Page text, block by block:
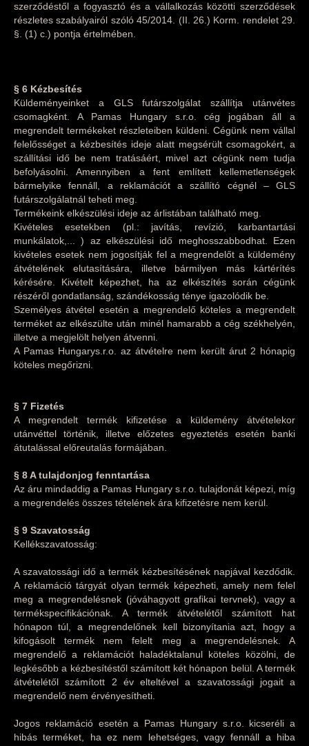
szerződéstől a fogyasztó és a vállalkozás közötti szerződések
részletes szabályairól szóló 45/2014. (II. 26.) Korm. rendelet 29.
§. (1) c.) pontja értelmében.
§ 6 Kézbesítés
Küldeményeinket a GLS futárszolgálat szállítja utánvétes
csomagként. A Pamas Hungary s.r.o. cég jogában áll a
megrendelt termékeket részleteiben küldeni. Cégünk nem vállal
felelősséget a kézbesítés ideje alatt megsérült csomagokért, a
szállítási idő be nem tratásáért, mivel azt cégünk nem tudja
befolyásolni. Amennyiben a fent említett kellemetlenségek
bármelyike fennáll, a reklamációt a szállító cégnél – GLS
futárszolgálatnál teheti meg.
Termékeink elkészülési ideje az árlistában található meg.
Kivételes esetekben (pl.: javítás, revízió, karbantartási
munkálatok,... ) az elkészülési idő meghosszabbodhat. Ezen
kivételes esetek nem jogosítják fel a megrendelőt a küldemény
átvételének elutasítására, illetve bármilyen más kártérítés
kérésére. Kivételt képezhet, ha az elkészítés során cégünk
részéről gondatlanság, szándékosság ténye igazolódik be.
Személyes átvétel esetén a megrendelő köteles a megrendelt
terméket az elkészülte után minél hamarabb a cég székhelyén,
illetve a megjelölt helyen átvenni.
A Pamas Hungarys.r.o. az átvételre nem került árut 2 hónapig
köteles megőrizni.
§ 7 Fizetés
A megrendelt termék kifizetése a küldemény átvételekor
utánvéttel történik, illetve előzetes egyeztetés esetén banki
átutalással előreutalás formájában.
§ 8 A tulajdonjog fenntartása
Az áru mindaddig a Pamas Hungary s.r.o. tulajdonát képezi, míg
a megrendelés összes tételének ára kifizetésre nem kerül.
§ 9 Szavatosság
Kellékszavatosság:
A szavatossági idő a termék kézbesítésének napjával kezdődik.
A reklamáció tárgyát olyan termék képezheti, amely nem felel
meg a megrendelésnek (jóváhagyott grafikai tervnek), vagy a
termékspecifikációnak. A termék átvételétől számított hat
hónapon túl, a megrendelőnek kell bizonyítania azt, hogy a
kifogásolt termék nem felelt meg a megrendelésnek. A
megrendelő a reklamációt haladéktalanul köteles közölni, de
legkésőbb a kézbesítéstől számított két hónapon belül. A termék
átvételétől számított 2 év elteltével a szavatossági jogait a
megrendelő nem érvényesítheti.
Jogos reklamáció esetén a Pamas Hungary s.r.o. kicseréli a
hibás terméket, ha ez nem lehetséges, vagy fennáll a hiba